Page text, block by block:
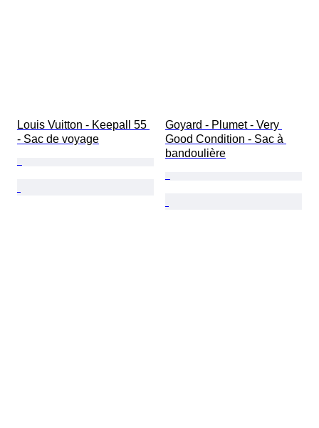
Louis Vuitton - Keepall 55
- Sac de voyage
Goyard - Plumet - Very
Good Condition - Sac à
bandoulière